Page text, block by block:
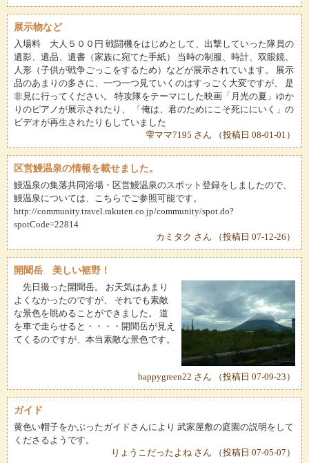
展示物など
入場料 大人５００円 戦闘機をはじめとして、出撃していった隊員の
遺影、遺品、遺書（家族に宛てた手紙） 当時の制服、時計、双眼鏡、
人形（子供が戦争ごっこをするため）などが展示されています。 展示
品のあまりの多さに、一つ一つ見ていくのはすっごく大変ですが、 是
非見に行ってください。 特攻隊をテーマにした映画「月光の夏」ゆか
りのピアノが展示されたり、 「俺は、君のためにこそ死ににいく」の
ビデオが再生されたりもしていました
雫ママ7195 さん （投稿日 08-01-01）
区営鰻温泉の情報を載せました。
鰻温泉の集落共同浴場・区営鰻温泉のスポット登録をしましたので、
鰻温泉については、こちらでご参照可能です。
http://community.travel.rakuten.co.jp/community/spot.do?
spotCode=22814
カミタク さん （投稿日 07-12-26）
開聞岳 美しい裾野！
先日撮った開聞岳。 お天気はあまり
よくなかったのですが、 それでも素敵
な景色を眺めることができました。 道
を車で走らせると・・・・開聞岳が見え
てくるのですが、本当素敵な景色です。
happygreen22 さん （投稿日 07-09-23）
ガイド
黄色い帽子をかぶったガイドさんにより 武家屋敷の庭園の説明をして
くださるようです。
りょうこだったよね さん （投稿日 07-05-07）